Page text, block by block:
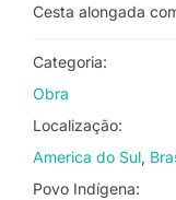
Cesta alongada
Categoria:
Obra
Localização:
America do Sul
Povo Indígena: